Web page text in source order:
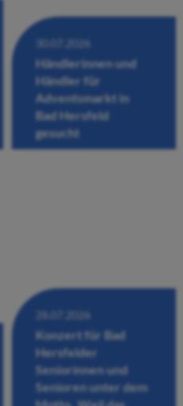
30.07.2026
Händlerinnen und
Händler für
Adventsmarkt in
Bad Hersfeld
gesucht
28.07.2026
Konzert für Bad
Hersfelder
Seniorinnen und
Senioren unter dem